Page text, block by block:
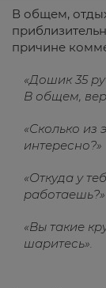
В общем,
причине
«Дошик 35
В общем,
«Сколько из
интересно?»
«Откуда у
работаешь?»
«Вы такие
шаритесь».